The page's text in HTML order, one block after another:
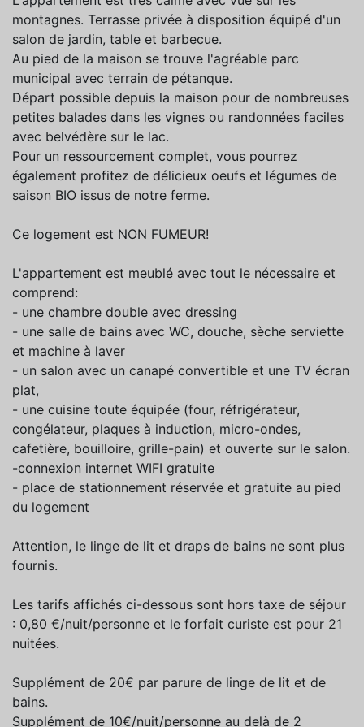
montagnes. Terrasse privée à disposition équipé d'un
salon de jardin, table et barbecue.
Au pied de la maison se trouve l'agréable parc
municipal avec terrain de pétanque.
Départ possible depuis la maison pour de nombreuses
petites balades dans les vignes ou randonnées faciles
avec belvédère sur le lac.
Pour un ressourcement complet, vous pourrez
également profitez de délicieux oeufs et légumes de
saison BIO issus de notre ferme.
Ce logement est NON FUMEUR!
L'appartement est meublé avec tout le nécessaire et
comprend:
- une chambre double avec dressing
- une salle de bains avec WC, douche, sèche serviette
et machine à laver
- un salon avec un canapé convertible et une TV écran
plat,
- une cuisine toute équipée (four, réfrigérateur,
congélateur, plaques à induction, micro-ondes,
cafetière, bouilloire, grille-pain) et ouverte sur le salon.
-connexion internet WIFI gratuite
- place de stationnement réservée et gratuite au pied
du logement
Attention, le linge de lit et draps de bains ne sont plus
fournis.
Les tarifs affichés ci-dessous sont hors taxe de séjour
: 0,80 €/nuit/personne et le forfait curiste est pour 21
nuitées.
Supplément de 20€ par parure de linge de lit et de
bains.
Supplément de 10€/nuit/personne au delà de 2